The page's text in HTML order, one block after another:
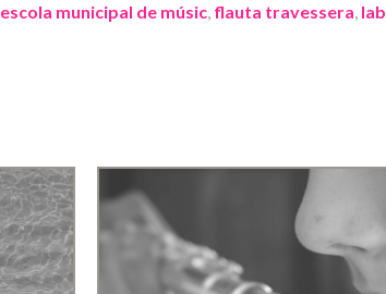
escola municipal de músic flauta travessera